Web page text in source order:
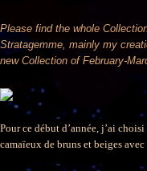
Please find the whole
Stratagemme, mainly my
new Collection of February-
Pour ce début d’année, j’ai
camaïeux de bruns et beiges avec